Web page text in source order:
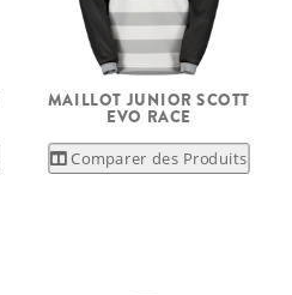
MAILLOT JUNIOR SCOTT
EVO RACE
Comparer des Produits